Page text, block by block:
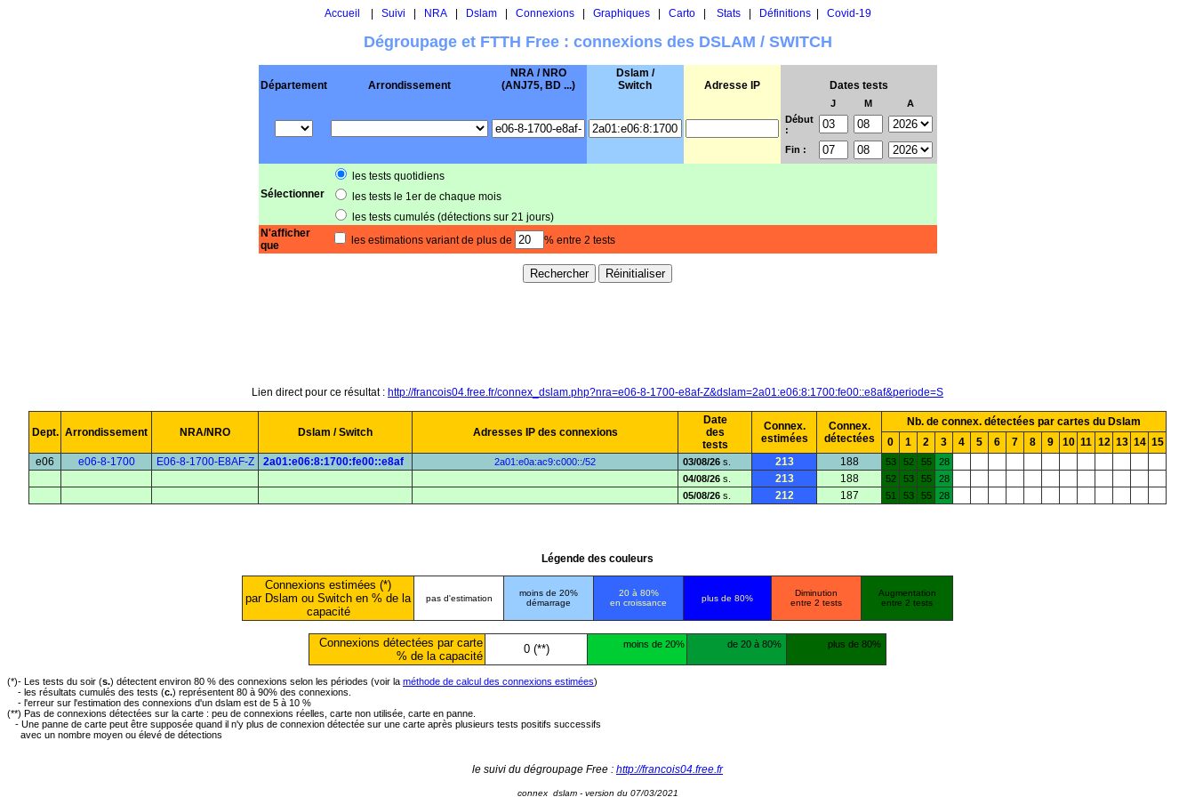
Accueil Suivi NRA| Dslam| Connexions| Graphiques| Carto| Stats| Définitions| Covid-19
Dégroupage et FTTH Free : connexions des DSLAM / SWITCH
Département Arrondissement
NRA / NRO
(ANJ75, BD ...)
Dslam /
Switch
Adresse IP Dates tests
J M
A
Début
:
Fin :
Sélectionner
les tests quotidiens
les tests le 1er de chaque mois
les tests cumulés (détections sur 21 jours)
N'afficher
que
les estimations variant de plus de % entre 2 tests
Lien direct pour ce résultat : http://francois04.free.fr/connex_dslam.php?nra=e06-8-1700-e8af-Z&dslam=2a01:e06:8:1700:fe00::e8af&periode=S
Dept. Arrondissement NRA/NRO Dslam / Switch Adresses IP des connexions
Date
des
tests
Connex.
estimées
Connex.
détectées
Nb. de connex. détectées par cartes du Dslam
0
1 2 3 4 5 6 7 8 9 10 11 12 13 14 15
e06
e06-8-1700 E06-8-1700-E8AF-Z 2a01:e06:8:1700:fe00::e8af 2a01:e0a:ac9:c000::/52 03/08/26 s. 213 188 53 52 55
28
04/08/26 s. 213 188 52 53 55
28
05/08/26 s. 212 187 51 53 55 28
Légende des couleurs
Connexions estimées (*)
par Dslam ou Switch en % de la
capacité
pas d'estimation
moins de 20%
démarrage
20 à 80%
en croissance
plus de 80%
Diminution
entre 2 tests
Augmentation
entre 2 tests
Connexions détectées par carte
% de la capacité
0 (**) moins de 20% de 20 à 80% plus de 80%
(*)- Les tests du soir (s.) détectent environ 80 % des connexions selon les périodes (voir la méthode de calcul des connexions estimées)
- les résultats cumulés des tests (c.) représentent 80 à 90% des connexions.
- l'erreur sur l'estimation des connexions d'un dslam est de 5 à 10 %
(**) Pas de connexions détectées sur la carte : peu de connexions réelles, carte non utilisée, carte en panne.
- Une panne de carte peut être supposée quand il n'y plus de connexion détectée sur une carte après plusieurs tests positifs successifs
avec un nombre moyen ou élevé de détections
le suivi du dégroupage Free : http://francois04.free.fr
connex_dslam - version du 07/03/2021